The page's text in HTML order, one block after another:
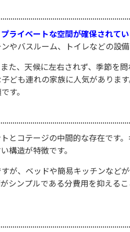
プライベートな空間が確保されて
やバスルーム、トイレなどの設備
た、天候に左右されず、季節を
ども連れの家族に人気がありま
す。
とコテージの中間的な存在です
構造が特徴です。
が、ベッドや簡易キッチンなど
シンプルである分費用を抑える